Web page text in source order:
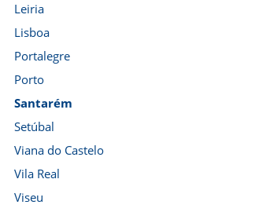
Leiria
Lisboa
Portalegre
Porto
Santarém
Setúbal
Viana do Castelo
Vila Real
Viseu